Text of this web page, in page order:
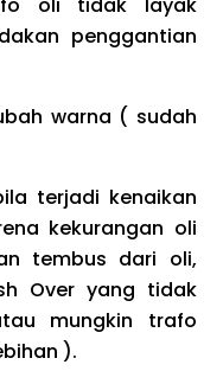
oli tidak layak
penggantian
warna ( sudah
terjadi kenaikan
kekurangan oli
tembus dari oli,
Over yang tidak
mungkin trafo
).